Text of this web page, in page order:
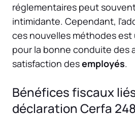
réglementaires peut
intimidante. Cependant,
ces nouvelles méthodes est
pour la bonne conduite des
satisfaction desemployés.
Bénéfices fiscaux
déclaration Cerfa